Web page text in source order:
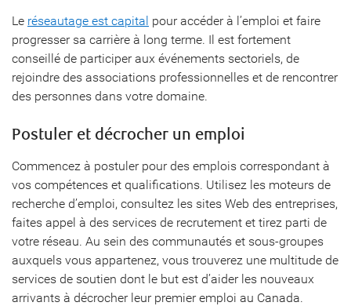
Le réseautage est capital pour accéder à l’emploi et faire
progresser sa carrière à long terme. Il est fortement
conseillé de participer aux événements sectoriels, de
rejoindre des associations professionnelles et de rencontrer
des personnes dans votre domaine.
Postuler et décrocher un emploi
Commencez à postuler pour des emplois correspondant à
vos compétences et qualifications. Utilisez les moteurs de
recherche d’emploi, consultez les sites Web des entreprises,
faites appel à des services de recrutement et tirez parti de
votre réseau. Au sein des communautés et sous-groupes
auxquels vous appartenez, vous trouverez une multitude de
services de soutien dont le but est d’aider les nouveaux
arrivants à décrocher leur premier emploi au Canada.